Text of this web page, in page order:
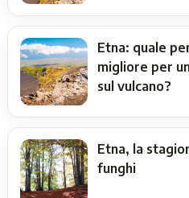
Etna: quale
migliore per
sul vulcano?
Etna, la
funghi